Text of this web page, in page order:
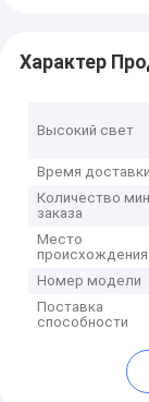
Характер
Высокий свет
Время доставки
Количество мин
заказа
Место
происхождения
Номер модели
Поставка
способности